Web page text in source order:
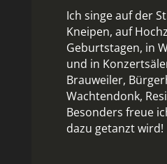
Ich singe auf der
Kneipen, auf
Geburtstagen, in
und in
Brauweiler,
Wachtendonk,
Besonders freue
dazu getanzt wird!